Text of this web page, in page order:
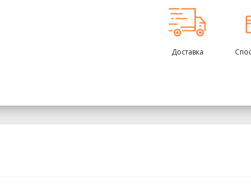
Доставка